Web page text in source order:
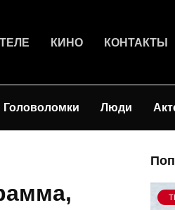
ТЕЛЕ КИНО КОНТАКТЫ
Головоломки Люди